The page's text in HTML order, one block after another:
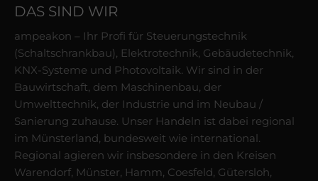
DAS SIND WIR
ampeakon – Ihr Profi für Steuerungstechnik
(Schaltschrankbau), Elektrotechnik, Gebäudetechnik,
KNX-Systeme und Photovoltaik. Wir sind in der
Bauwirtschaft, dem Maschinenbau, der
Umwelttechnik, der Industrie und im Neubau /
Sanierung zuhause. Unser Handeln ist dabei regional
im Münsterland, bundesweit wie international.
Regional agieren wir insbesondere in den Kreisen
Warendorf, Münster, Hamm, Coesfeld, Gütersloh,